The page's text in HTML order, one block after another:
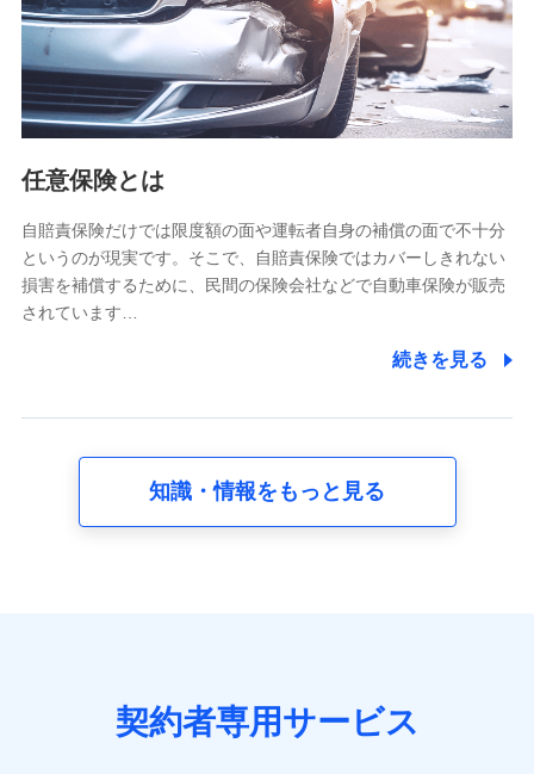
基本情報
氏名、電話番号、メールアドレス、お客さまの識別子、
属性、連絡先、dポイントサービスのご利用に関する情
報。例として、dポイントカード番号、性別、年齢、家族
構成、住所、dポイント残高、dポイント利用履歴などが
含まれます。
当社又は株式会社NTTドコモが提供する各種サービスな
又は株式会社NTTドコモが提供する各種サービスのご契
約状態・ご利用履歴インターネット利用時の行動に関す
る情報、アプリケーション利用時の行動に関する情報、
購入されたサービスや商品の名称・購入場所・決済に関
する情報、アンケートの回答に関する情報などが含まれ
の内容、保険料、保険料のお支払方法、車のメーカーや
走行距離などの情報、建物の構造や築年数などの情報、
険契約に関する情報。例として、保険契約者及び被保険
者の氏名、住所、生年月日、性別、保険契約者と被保険
任意保険とは
自賠責保険だけでは限度額の面や運転者自身の補償の面で不十分
というのが現実です。そこで、自賠責保険ではカバーしきれない
損害を補償するために、民間の保険会社などで自動車保険が販売
されています…
続きを見る
知識・情報をもっと見る
契約者専用サービス